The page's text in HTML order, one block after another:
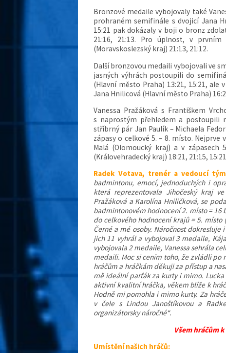
Bronzové medaile vybojovaly také
prohraném semifinále s dvojicí Jana
15:21 pak dokázaly v boji o bronz
21:16, 21:13. Pro úplnost, v prvním
(Moravskoslezský kraj) 21:13, 21:12.
Další bronzovou medaili vybojovali ve
jasných výhrách postoupili do
(Hlavní město Praha) 13:21, 15:21,
Jana Hnilicová (Hlavní město Praha)
Vanessa Pražáková s Františkem
s naprostým přehledem a postoupili
stříbrný pár Jan Paulík – Michaela
zápasy o celkové 5. – 8. místo. Nejprve
Malá (Olomoucký kraj) a v
(Královehradecký kraj) 18:21, 21:15,
Radek Votava, trenér a vedoucí
badmintonu, emocí, jednoduchých i
která reprezentovala Jihočeský kraj
Pražáková a Karolína Hniličková, se
badmintonovém hodnocení 2. místo =
do celkového hodnocení krajů = 5.
Černé a mé osoby. Náročnost
jich 11 vyhrál a vybojoval 3 medaile,
vybojovala 2 medaile, Vanessa sehrála
medaili. Moc si cením toho, že zvládli po
hráčům a hráčkám děkuji za přístup a
mě ideální parťák za kurty i mimo.
aktivní kvalitní hráčka, věkem blíže k
Hodně mi pomohla i mimo kurty. Za
v čele s Lindou Janoštíkovou a
organizátorsky náročné“.
Všem hráčům
Umístění našich hráčů: